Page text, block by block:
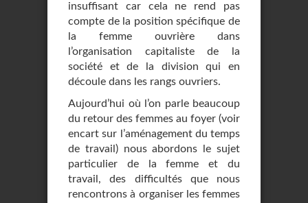
insuffisant car cela ne rend pas
compte de la position spécifique de
la femme ouvrière dans
l’organisation capitaliste de la
société et de la division qui en
découle dans les rangs ouvriers.
Aujourd’hui où l’on parle beaucoup
du retour des femmes au foyer (voir
encart sur l’aménagement du temps
de travail) nous abordons le sujet
particulier de la femme et du
travail, des difficultés que nous
rencontrons à organiser les femmes